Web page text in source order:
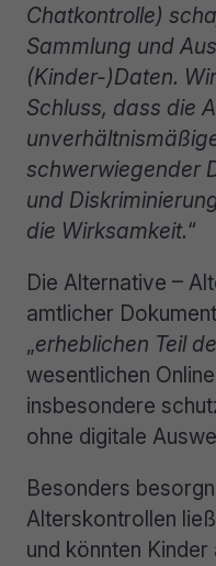
Chatkontrolle)
Sammlung und
(Kinder-)Daten.
Schluss, dass die
schwerwiegender
und
die Wirksamkeit.“
Die Alternative –
amtlicher
„erheblichen Teil
wesentlichen
insbesondere
ohne digitale
Besonders
Alterskontrollen
und könnten